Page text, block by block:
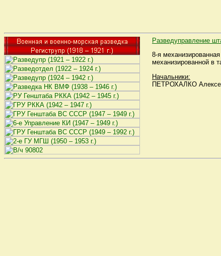
Разведуправление
8-я
механизированной в
Начальники:
ПЕТРОХАЛКО